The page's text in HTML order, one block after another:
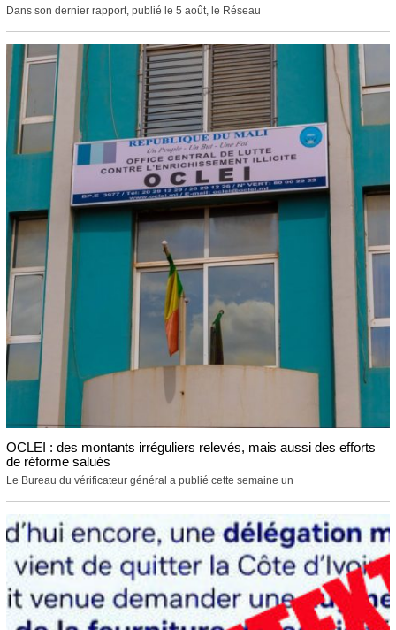
Dans son dernier rapport, publié le 5 août, le Réseau
OCLEI : des montants irréguliers relevés, mais aussi des efforts
de réforme salués
Le Bureau du vérificateur général a publié cette semaine un